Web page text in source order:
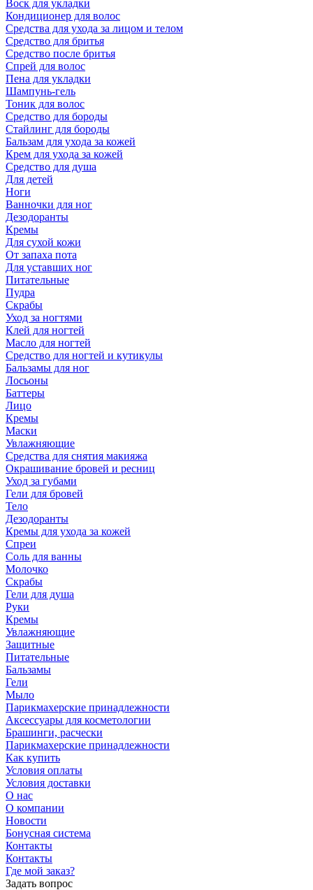
Воск для укладки
Кондиционер для волос
Средства для ухода за лицом и телом
Средство для бритья
Средство после бритья
Спрей для волос
Пена для укладки
Шампунь-гель
Тоник для волос
Средство для бороды
Стайлинг для бороды
Бальзам для ухода за кожей
Крем для ухода за кожей
Средство для душа
Для детей
Ноги
Ванночки для ног
Дезодоранты
Кремы
Для сухой кожи
От запаха пота
Для уставших ног
Питательные
Пудра
Скрабы
Уход за ногтями
Клей для ногтей
Масло для ногтей
Средство для ногтей и кутикулы
Бальзамы для ног
Лосьоны
Баттеры
Лицо
Кремы
Маски
Увлажняющие
Средства для снятия макияжа
Окрашивание бровей и ресниц
Уход за губами
Гели для бровей
Тело
Дезодоранты
Кремы для ухода за кожей
Спреи
Соль для ванны
Молочко
Скрабы
Гели для душа
Руки
Кремы
Увлажняющие
Защитные
Питательные
Бальзамы
Гели
Мыло
Парикмахерские принадлежности
Аксессуары для косметологии
Брашинги, расчески
Парикмахерские принадлежности
Как купить
Условия оплаты
Условия доставки
О нас
О компании
Новости
Бонусная система
Контакты
Контакты
Где мой заказ?
Задать вопрос